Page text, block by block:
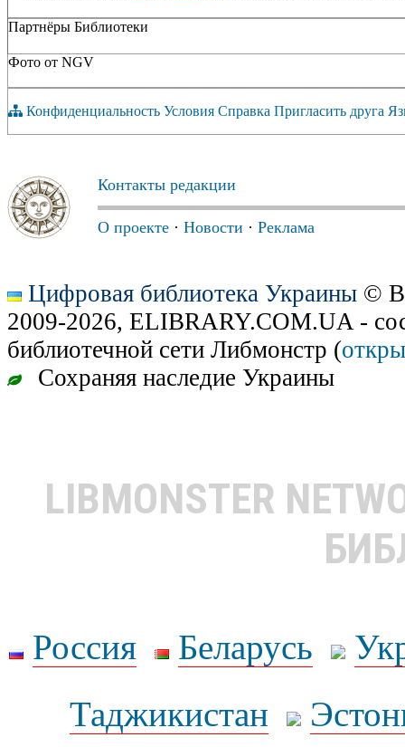
Партнёры Библиотеки
Фото от NGV
Конфиденциальность Условия Справка Пригласить друга
Контакты редакции
О проекте · Новости · Реклама
Цифровая библиотека Украины ©
2009-2026, ELIBRARY.COM.UA -
библиотечной сети Либмонстр (
Сохраняя наследие Украины
LIBMONSTER
Россия Беларусь
Таджикистан